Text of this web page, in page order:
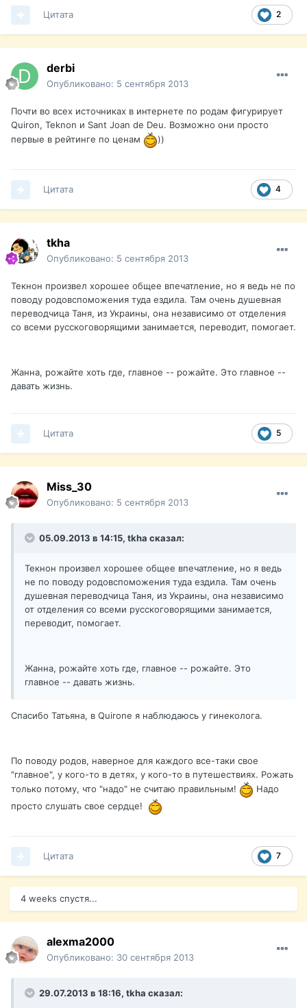
2
Цитата
derbi
Опубликовано: 5 сентября 2013
Почти во всех источниках в интернете по родам фигурирует
Quiron, Teknon и Sant Joan de Deu. Возможно они просто
первые в рейтинге по ценам
))
4
Цитата
tkha
Опубликовано: 5 сентября 2013
Текнон произвел хорошее общее впечатление, но я ведь не по
поводу родовспоможения туда ездила. Там очень душевная
переводчица Таня, из Украины, она независимо от отделения
со всеми русскоговорящими занимается, переводит, помогает.
Жанна, рожайте хоть где, главное -- рожайте. Это главное --
давать жизнь.
5
Цитата
Miss_30
Опубликовано: 5 сентября 2013
05.09.2013 в 14:15, tkha сказал:
Текнон произвел хорошее общее впечатление, но я ведь
не по поводу родовспоможения туда ездила. Там очень
душевная переводчица Таня, из Украины, она независимо
от отделения со всеми русскоговорящими занимается,
переводит, помогает.
Жанна, рожайте хоть где, главное -- рожайте. Это
главное -- давать жизнь.
Спасибо Татьяна, в Quirone я наблюдаюсь у гинеколога.
По поводу родов, наверное для каждого все-таки свое
"главное", у кого-то в детях, у кого-то в путешествиях. Рожать
только потому, что "надо" не считаю правильным!
Надо
просто слушать свое сердце!
7
Цитата
4 weeks спустя...
alexma2000
Опубликовано: 30 сентября 2013
29.07.2013 в 18:16, tkha сказал: